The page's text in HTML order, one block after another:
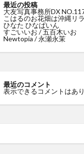
最近の投稿
大友写真事務所DX
こはるのお花畑は沖縄リ
ひなた ひなぱいん
すごいいお / 五百木いお
Newtopia / 永瀬永茉
最近のコメント
表示できるコメントはあり